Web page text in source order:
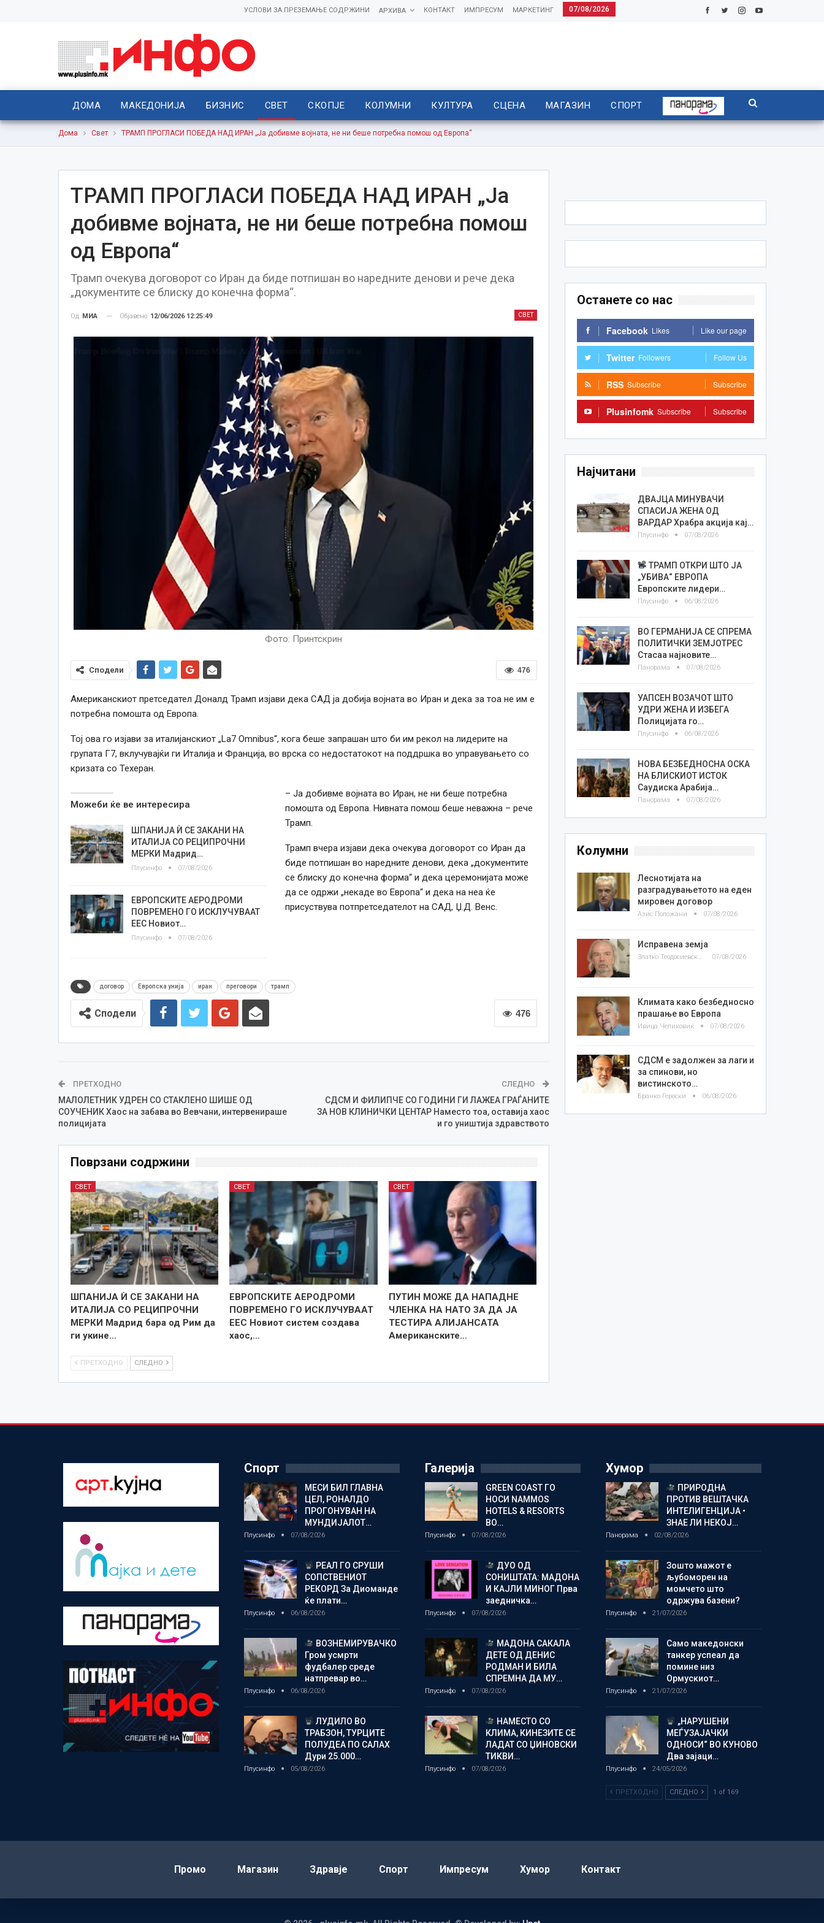
07/08/2026
МАРКЕТИНГ
ИМПРЕСУМ
КОНТАКТ
АРХИВА
УСЛОВИ ЗА ПРЕЗЕМАЊЕ СОДРЖИНИ
ДОМА МАКЕДОНИЈА БИЗНИС СВЕТ СКОПЈЕ КОЛУМНИ КУЛТУРА СЦЕНА МАГАЗИН СПОРТ
Дома Свет ТРАМП ПРОГЛАСИ ПОБЕДА НАД ИРАН „Ја добивме војната, не ни беше потребна помош од Европа“
ТРАМП ПРОГЛАСИ ПОБЕДА НАД ИРАН „Ја
добивме војната, не ни беше потребна помош
од Европа“
Трамп очекува договорот со Иран да биде потпишан во наредните денови и рече дека
„документите се блиску до конечна форма“.
СВЕТ
Од МИА Објавено 12/06/2026 12:25:49
Фото: Принтскрин
476
Сподели
Американскиот претседател Доналд Трамп изјави дека САД ја добија војната во Иран и дека за тоа не им е
потребна помошта од Европа.
Тој ова го изјави за италијанскиот „La7 Omnibus“, кога беше запрашан што би им рекол на лидерите на
групата Г7, вклучувајќи ги Италија и Франција, во врска со недостатокот на поддршка во управувањето со
кризата со Техеран.
Можеби ќе ве интересира
ШПАНИЈА Ѝ СЕ ЗАКАНИ НА
ИТАЛИЈА СО РЕЦИПРОЧНИ
МЕРКИ Мадрид…
Плусинфо 07/08/2026
ЕВРОПСКИТЕ АЕРОДРОМИ
ПОВРЕМЕНО ГО ИСКЛУЧУВААТ
ЕЕС Новиот…
Плусинфо 07/08/2026
– Ја добивме војната во Иран, не ни беше потребна
помошта од Европа. Нивната помош беше неважна – рече
Трамп.
Трамп вчера изјави дека очекува договорот со Иран да
биде потпишан во наредните денови, дека „документите
се блиску до конечна форма“ и дека церемонијата може
да се одржи „некаде во Европа“ и дека на неа ќе
присуствува потпретседателот на САД, Џ.Д. Венс.
договор Европска унија иран преговори трамп
476
Сподели
ПРЕТХОДНО
МАЛОЛЕТНИК УДРЕН СО СТАКЛЕНО ШИШЕ ОД
СОУЧЕНИК Хаос на забава во Вевчани, интервенираше
полицијата
СЛЕДНО
СДСМ И ФИЛИПЧЕ СО ГОДИНИ ГИ ЛАЖЕА ГРАЃАНИТЕ
ЗА НОВ КЛИНИЧКИ ЦЕНТАР Наместо тоа, оставија хаос
и го уништија здравството
Поврзани содржини
СВЕТ
ШПАНИЈА Ѝ СЕ ЗАКАНИ НА
ИТАЛИЈА СО РЕЦИПРОЧНИ
МЕРКИ Мадрид бара од Рим да
ги укине…
СВЕТ
ЕВРОПСКИТЕ АЕРОДРОМИ
ПОВРЕМЕНО ГО ИСКЛУЧУВААТ
ЕЕС Новиот систем создава
хаос,…
СВЕТ
ПУТИН МОЖЕ ДА НАПАДНЕ
ЧЛЕНКА НА НАТО ЗА ДА ЈА
ТЕСТИРА АЛИЈАНСАТА
Американските…
ПРЕТХОДНО СЛЕДНО
Останете со нас
Facebook Likes Like our page
Twitter Followers Follow Us
RSS Subscribe Subscribe
Plusinfomk Subscribe Subscribe
Најчитани
ДВАЈЦА МИНУВАЧИ
СПАСИЈА ЖЕНА ОД
ВАРДАР Храбра акција кај…
Плусинфо 07/08/2026
ТРАМП ОТКРИ ШТО ЈА
„УБИВА“ ЕВРОПА
Европските лидери…
Плусинфо 06/08/2026
ВО ГЕРМАНИЈА СЕ СПРЕМА
ПОЛИТИЧКИ ЗЕМЈОТРЕС
Стасаа најновите…
Панорама 07/08/2026
УАПСЕН ВОЗАЧОТ ШТО
УДРИ ЖЕНА И ИЗБЕГА
Полицијата го…
Плусинфо 06/08/2026
НОВА БЕЗБЕДНОСНА ОСКА
НА БЛИСКИОТ ИСТОК
Саудиска Арабија…
Панорама 07/08/2026
Колумни
Леснотијата на
разградувањетото на еден
мировен договор
Азис Положани 07/08/2026
Исправена земја
Златко Теодосиевски 07/08/2026
Климата како безбедносно
прашање во Европа
Ивица Челиковиќ 07/08/2026
СДСМ е задолжен за лаги и
за спинови, но
вистинското…
Бранко Героски 06/08/2026
Спорт
МЕСИ БИЛ ГЛАВНА
ЦЕЛ, РОНАЛДО
ПРОГОНУВАН НА
МУНДИЈАЛОТ…
Плусинфо 07/08/2026
РЕАЛ ГО СРУШИ
СОПСТВЕНИОТ
РЕКОРД За Диоманде
ќе плати…
Плусинфо 06/08/2026
ВОЗНЕМИРУВАЧКО
Гром усмрти
фудбалер среде
натпревар во…
Плусинфо 06/08/2026
ЛУДИЛО ВО
ТРАБЗОН, ТУРЦИТЕ
ПОЛУДЕА ПО САЛАХ
Дури 25.000…
Плусинфо 05/08/2026
Галерија
GREEN COAST ГО
НОСИ NAMMOS
HOTELS & RESORTS
ВО…
Плусинфо 07/08/2026
ДУО ОД
СОНИШТАТА: МАДОНА
И КАЈЛИ МИНОГ Прва
заедничка…
Плусинфо 07/08/2026
МАДОНА САКАЛА
ДЕТЕ ОД ДЕНИС
РОДМАН И БИЛА
СПРЕМНА ДА МУ…
Плусинфо 07/08/2026
НАМЕСТО СО
КЛИМА, КИНЕЗИТЕ СЕ
ЛАДАТ СО ЏИНОВСКИ
ТИКВИ…
Плусинфо 07/08/2026
Хумор
ПРИРОДНА
ПРОТИВ ВЕШТАЧКА
ИНТЕЛИГЕНЦИЈА •
ЗНАЕ ЛИ НЕКОЈ…
Панорама 02/08/2026
Зошто мажот е
љубоморен на
момчето што
одржува базени?
Плусинфо 21/07/2026
Само македонски
танкер успеал да
помине низ
Ормускиот…
Плусинфо 21/07/2026
„НАРУШЕНИ
МЕЃУЗАЈАЧКИ
ОДНОСИ“ ВО КУНОВО
Два зајаци…
Плусинфо 24/05/2026
ПРЕТХОДНО СЛЕДНО 1 of 169
Промо Магазин Здравје Спорт Импресум Хумор Контакт